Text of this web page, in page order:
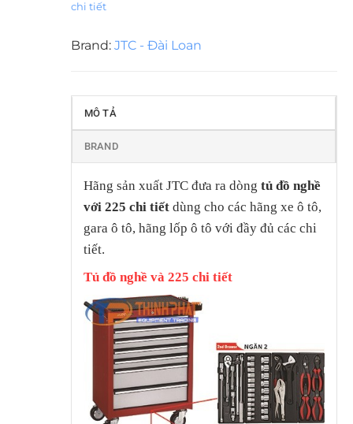
chi tiết
Brand: JTC - Đài Loan
MÔ TẢ
BRAND
Hãng sản xuất JTC đưa ra dòng tủ đồ nghề
với 225 chi tiếtdùng cho các hãng xe ô tô,
gara ô tô, hãng lốp ô tô với đầy đủ các chi
tiết.
Tủ đồ nghề và 225 chi tiết